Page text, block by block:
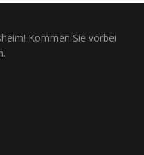
Kommen Sie vorbei